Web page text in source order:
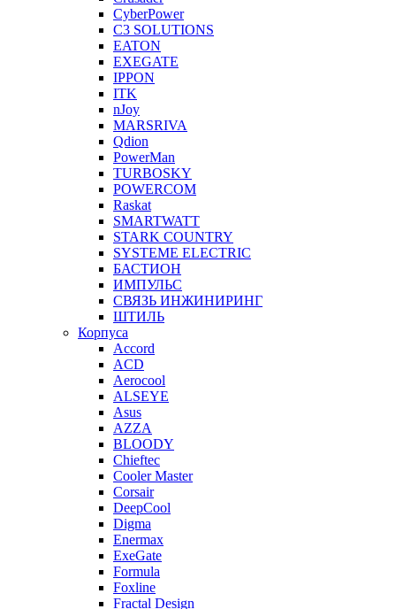
CyberPower
C3 SOLUTIONS
EATON
EXEGATE
IPPON
ITK
nJoy
MARSRIVA
Qdion
PowerMan
TURBOSKY
POWERCOM
Raskat
SMARTWATT
STARK COUNTRY
SYSTEME ELECTRIC
БАСТИОН
ИМПУЛЬС
СВЯЗЬ ИНЖИНИРИНГ
ШТИЛЬ
Корпуса
Accord
ACD
Aerocool
ALSEYE
Asus
AZZA
BLOODY
Chieftec
Cooler Master
Corsair
DeepCool
Digma
Enermax
ExeGate
Formula
Foxline
Fractal Design